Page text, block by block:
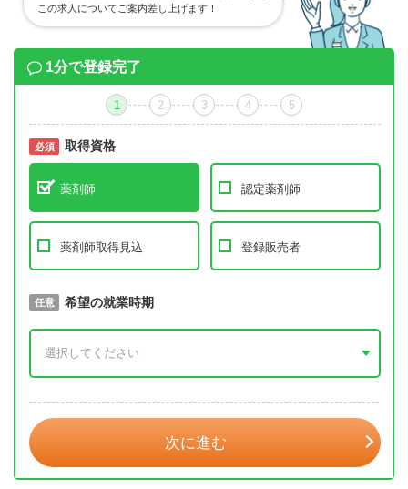
この求人についてご案内差し上げます！
1分で登録完了
1 2 3 4 5
必須 取得資格
薬剤師 認定薬剤師
薬剤師取得見込 登録販売者
必須 取得予定年
任意 希望の就業時期
次に進む